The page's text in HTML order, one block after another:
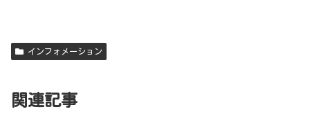
インフォメーション
関連記事